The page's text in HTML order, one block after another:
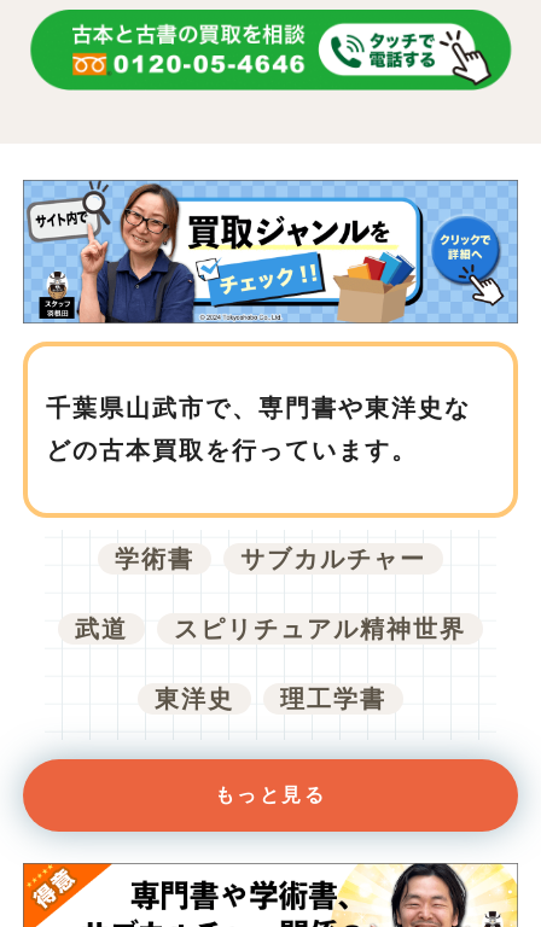
千葉県山武市で、専門書や東洋史な
どの古本買取を行っています。
学術書 サブカルチャー
武道 スピリチュアル精神世界
東洋史 理工学書
もっと見る